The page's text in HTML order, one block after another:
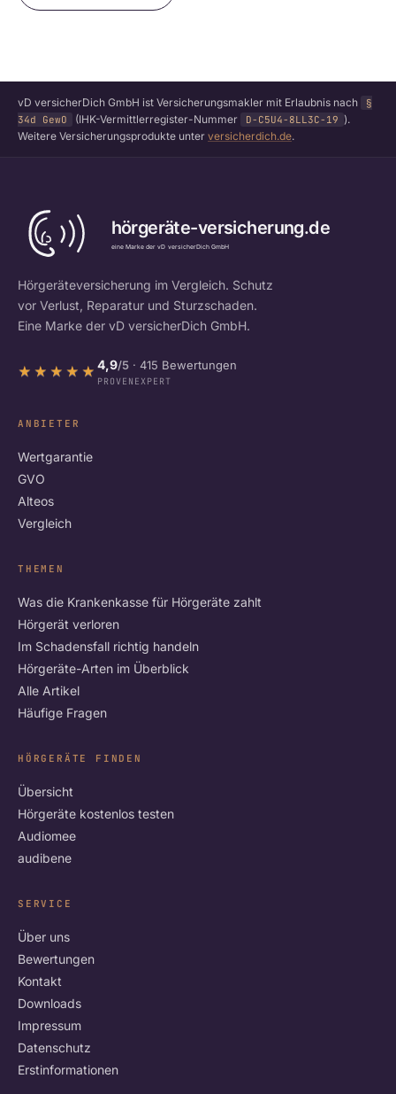
vD versicherDich GmbH ist Versicherungsmakler mit Erlaubnis nach
§
34d GewO
(IHK-Vermittlerregister-Nummer D-C5U4-8LL3C-19 ).
Weitere Versicherungsprodukte unter versicherdich.de.
Hörgeräteversicherung im Vergleich. Schutz
vor Verlust, Reparatur und Sturzschaden.
Eine Marke der vD versicherDich GmbH.
★★★★★
★★★★★ 4,9/5 · 415 Bewertungen
PROVENEXPERT
ANBIETER
Wertgarantie
GVO
Alteos
Vergleich
THEMEN
Was die Krankenkasse für Hörgeräte zahlt
Hörgerät verloren
Im Schadensfall richtig handeln
Hörgeräte-Arten im Überblick
Alle Artikel
Häufige Fragen
HÖRGERÄTE FINDEN
Übersicht
Hörgeräte kostenlos testen
Audiomee
audibene
SERVICE
Über uns
Bewertungen
Kontakt
Downloads
Impressum
Datenschutz
Erstinformationen